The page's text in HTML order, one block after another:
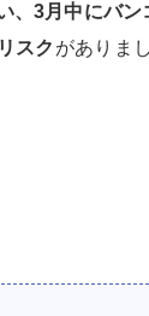
、3月中にバ
スク がありま